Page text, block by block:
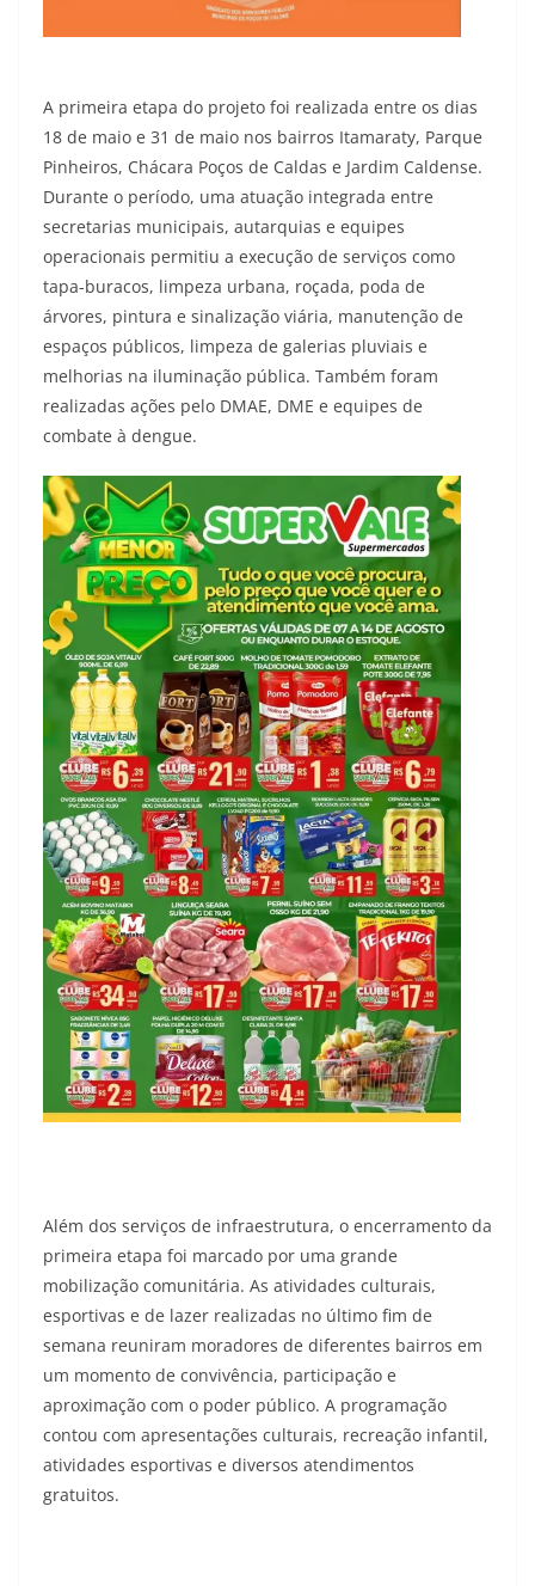
A primeira etapa do projeto foi realizada entre os dias
18 de maio e 31 de maio nos bairros Itamaraty, Parque
Pinheiros, Chácara Poços de Caldas e Jardim Caldense.
Durante o período, uma atuação integrada entre
secretarias municipais, autarquias e equipes
operacionais permitiu a execução de serviços como
tapa-buracos, limpeza urbana, roçada, poda de
árvores, pintura e sinalização viária, manutenção de
espaços públicos, limpeza de galerias pluviais e
melhorias na iluminação pública. Também foram
realizadas ações pelo DMAE, DME e equipes de
combate à dengue.
Além dos serviços de infraestrutura, o encerramento da
primeira etapa foi marcado por uma grande
mobilização comunitária. As atividades culturais,
esportivas e de lazer realizadas no último fim de
semana reuniram moradores de diferentes bairros em
um momento de convivência, participação e
aproximação com o poder público. A programação
contou com apresentações culturais, recreação infantil,
atividades esportivas e diversos atendimentos
gratuitos.